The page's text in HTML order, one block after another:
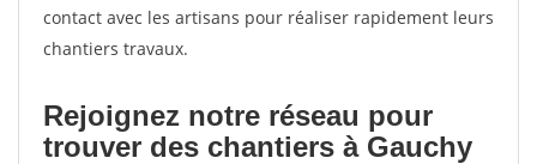
contact avec les artisans pour réaliser rapidement leurs
chantiers travaux.
Rejoignez notre réseau pour
trouver des chantiers à Gauchy